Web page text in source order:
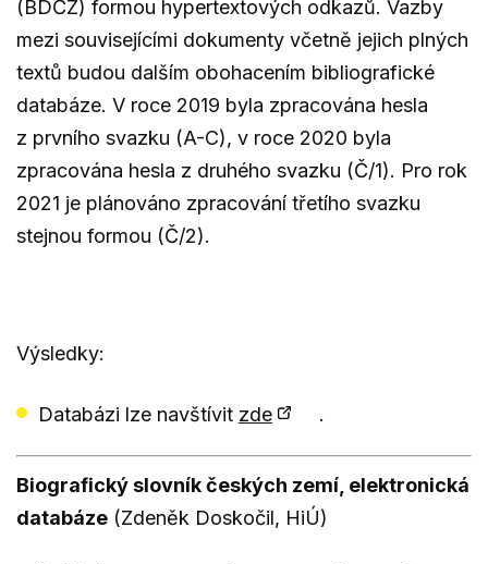
(BDČZ) formou hypertextových odkazů. Vazby
mezi souvisejícími dokumenty včetně jejich plných
textů budou dalším obohacením bibliografické
databáze. V roce 2019 byla zpracována hesla
z prvního svazku (A-C), v roce 2020 byla
zpracována hesla z druhého svazku (Č/1). Pro rok
2021 je plánováno zpracování třetího svazku
stejnou formou (Č/2).
Výsledky:
Databázi lze navštívit zde .
Biografický slovník českých zemí, elektronická
databáze (Zdeněk Doskočil, HiÚ)